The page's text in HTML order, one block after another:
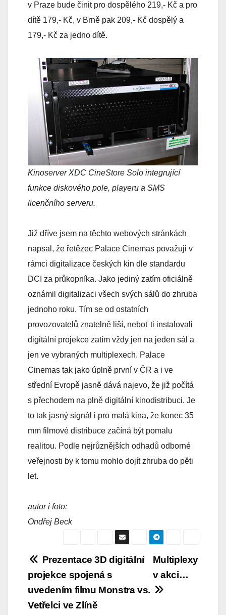
v Praze bude činit pro dospělého 219,- Kč a pro
dítě 179,- Kč, v Brně pak 209,- Kč dospělý a
179,- Kč za jedno dítě.
Kinoserver XDC CineStore Solo integrující
funkce diskového pole, playeru a SMS
licenčního serveru.
Již dříve jsem na těchto webových stránkách
napsal, že řetězec Palace Cinemas považuji v
rámci digitalizace českých kin dle standardu
DCI za průkopníka. Jako jediný zatím oficiálně
oznámil digitalizaci všech svých sálů do zhruba
jednoho roku. Tím se od ostatních
provozovatelů znatelně liší, neboť ti instalovali
digitální projekce zatím vždy jen na jeden sál a
jen ve vybraných multiplexech. Palace
Cinemas tak jako úplně první v ČR a i ve
střední Evropě jasně dává najevo, že již počítá
s přechodem na plně digitální kinodistribuci. Je
to tak jasný signál i pro malá kina, že konec 35
mm filmové distribuce začíná být pomalu
realitou. Podle nejrůznějších odhadů odborné
veřejnosti by k tomu mohlo dojít zhruba do pěti
let.
autor i foto:
Ondřej Beck
Navigace
pro
příspěvek
Multiplexy
v akci…
Prezentace 3D digitální
projekce spojená s
uvedením filmu Monstra vs.
Vetřelci ve Zlíně